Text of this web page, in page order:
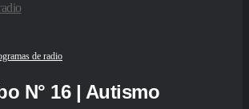
de radio
N° 16 | Autismo